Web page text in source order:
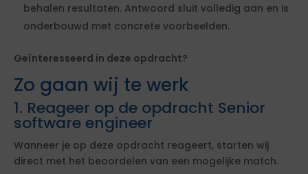
behalen resultaten. Antwoord sluit volledig aan en is
onderbouwd met concrete voorbeelden.
Geïnteresseerd in deze opdracht?
Zo gaan wij te werk
1. Reageer op de opdracht Senior
software engineer
Wanneer je op deze opdracht reageert, starten wij
direct met het beoordelen van een mogelijke match.